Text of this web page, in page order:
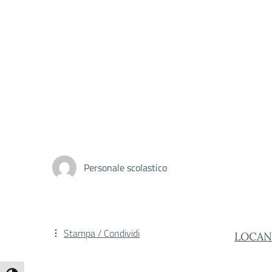
Personale scolastico
Stampa / Condividi